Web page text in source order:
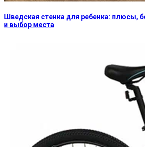
Шведская стенка для ребенка: плюсы,
и выбор места